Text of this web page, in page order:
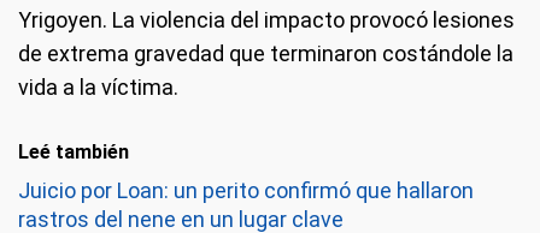
Yrigoyen. La violencia del impacto provocó lesiones
de extrema gravedad que terminaron costándole la
vida a la víctima.
Leé también
Juicio por Loan: un perito confirmó que hallaron
rastros del nene en un lugar clave